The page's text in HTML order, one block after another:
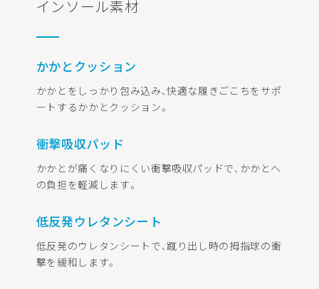
インソール素材
かかとクッション
かかとをしっかり包み込み､快適な履きごこちをサポ
ートするかかとクッション。
衝撃吸収パッド
かかとが痛くなりにくい衝撃吸収パッドで､かかとへ
の負担を軽減します。
低反発ウレタンシート
低反発のウレタンシートで､蹴り出し時の拇指球の衝
撃を緩和します。